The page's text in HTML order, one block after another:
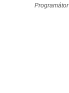
Programátor